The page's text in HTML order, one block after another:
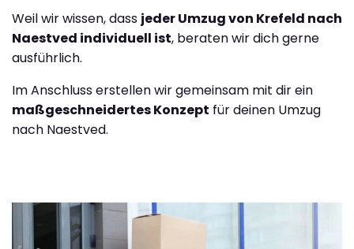
Weil wir wissen, dass jeder Umzug von Krefeld nach
Naestved individuell ist, beraten wir dich gerne
ausführlich.
Im Anschluss erstellen wir gemeinsam mit dir ein
maßgeschneidertes Konzept für deinen Umzug
nach Naestved.